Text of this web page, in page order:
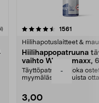
-
1561
Hiilihapotuslaitteet &
Hiilihappopatruuna
vaihto Wassermaxx,
Täyttöpatruuna, joka
myymälästä – muista
3,00
4.5viidestä